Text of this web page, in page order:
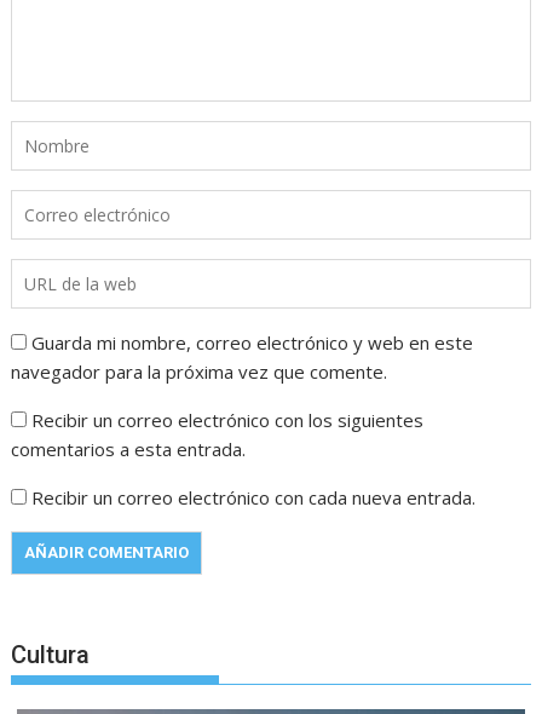
Guarda mi nombre, correo electrónico y web en este
navegador para la próxima vez que comente.
Recibir un correo electrónico con los siguientes
comentarios a esta entrada.
Recibir un correo electrónico con cada nueva entrada.
Cultura